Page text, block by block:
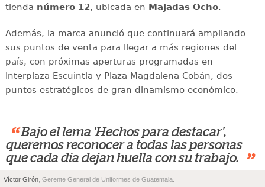
tienda número 12, ubicada en Majadas Ocho.
Además, la marca anunció que continuará ampliando
sus puntos de venta para llegar a más regiones del
país, con próximas aperturas programadas en
Interplaza Escuintla y Plaza Magdalena Cobán, dos
puntos estratégicos de gran dinamismo económico.
“ Bajo el lema 'Hechos para destacar',
queremos reconocer a todas las personas
que cada día dejan huella con su trabajo.
”
Víctor Girón , Gerente General de Uniformes de Guatemala.